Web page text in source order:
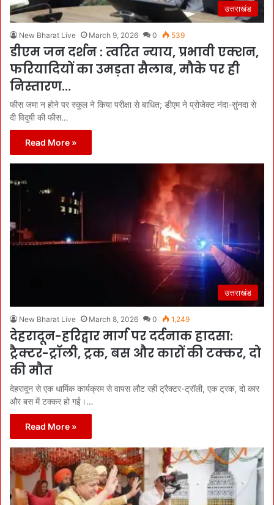
उत्तराखंड
New Bharat Live March 9, 2026 0 539
डीएम जन दर्शन : त्वरित न्याय, प्रभावी एक्शन,
फरियादियों का उमड़ता सैलाब, मौके पर ही
निस्तारण…
फीस जमा न होने पर स्कूल ने किया परीक्षा से बाधित; डीएम ने प्रोजेक्ट नंदा-सुंनदा से
दी विदुषी की फीस…
Read More »
उत्तराखंड
New Bharat Live March 8, 2026 0 1,249
देहरादून-हरिद्वार मार्ग पर दर्दनाक हादसा:
ट्रैक्टर-ट्रॉली, ट्रक, बस और कारों की टक्कर, दो
की मौत
देहरादून से एक धार्मिक कार्यक्रम से वापस लौट रही ट्रैक्टर-ट्रॉली, एक ट्रक, दो कार
और बस में टक्कर हो गई।…
Read More »